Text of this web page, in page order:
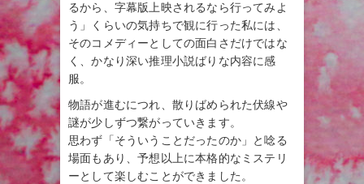
るから、字幕版上映されるなら行ってみよ
う」くらいの気持ちで観に行った私には、
そのコメディーとしての面白さだけではな
く、かなり深い推理小説ばりな内容に感
服。
物語が進むにつれ、散りばめられた伏線や
謎が少しずつ繋がっていきます。
思わず「そういうことだったのか」と唸る
場面もあり、予想以上に本格的なミステリ
ーとして楽しむことができました。